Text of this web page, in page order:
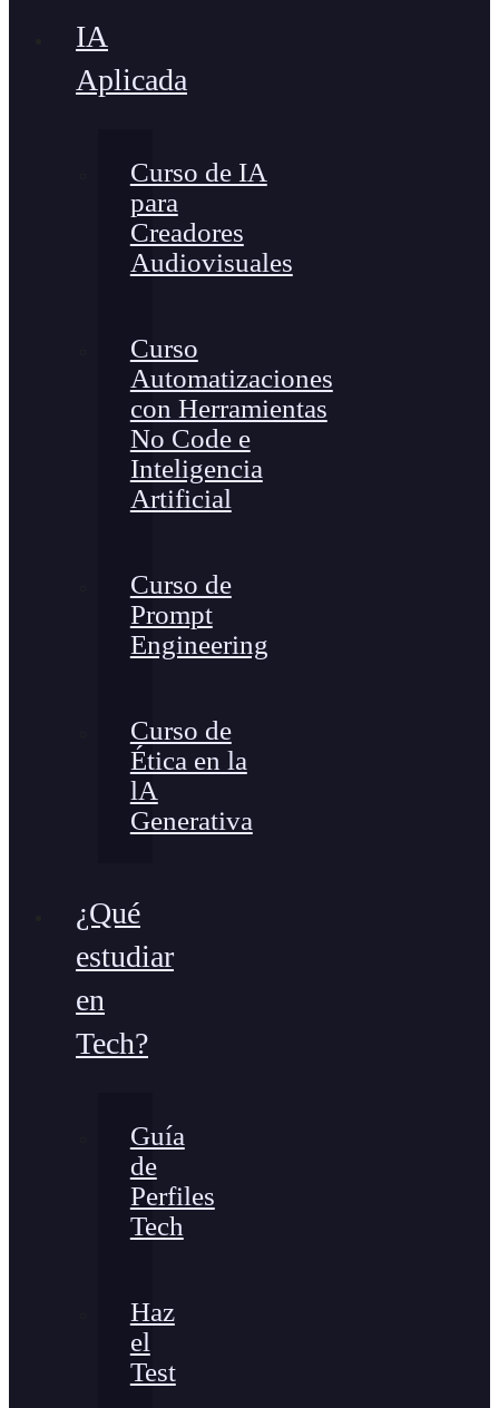
IA
Aplicada
Curso de IA
para
Creadores
Audiovisuales
Curso
Automatizaciones
con Herramientas
No Code e
Inteligencia
Artificial
Curso de
Prompt
Engineering
Curso de
Ética en la
lA
Generativa
¿Qué
estudiar
en
Tech?
Guía
de
Perfiles
Tech
Haz
el
Test